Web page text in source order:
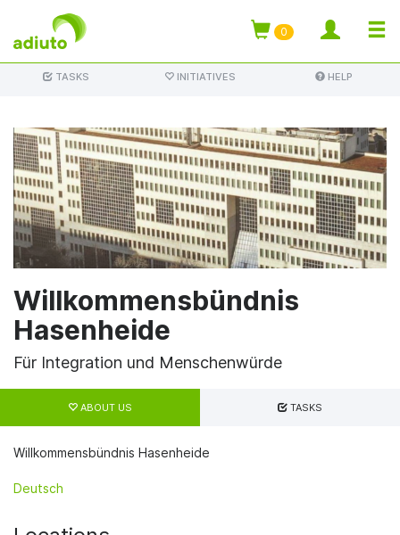
Skip
0
TASKS INITIATIVES HELP
Willkommensbündnis
Hasenheide
Für Integration und Menschenwürde
Primary
ABOUT US TASKS
Willkommensbündnis Hasenheide
Deutsch